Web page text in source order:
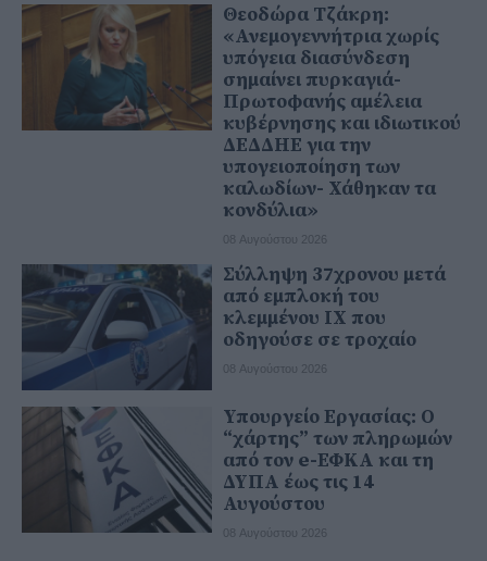
Θεοδώρα Τζάκρη:
«Ανεμογεννήτρια χωρίς
υπόγεια διασύνδεση
σημαίνει πυρκαγιά-
Πρωτοφανής αμέλεια
κυβέρνησης και ιδιωτικού
ΔΕΔΔΗΕ για την
υπογειοποίηση των
καλωδίων- Χάθηκαν τα
κονδύλια»
08 Αυγούστου 2026
Σύλληψη 37χρονου μετά
από εμπλοκή του
κλεμμένου ΙΧ που
οδηγούσε σε τροχαίο
08 Αυγούστου 2026
Υπουργείο Εργασίας: Ο
“χάρτης” των πληρωμών
από τον e-ΕΦΚΑ και τη
ΔΥΠΑ έως τις 14
Αυγούστου
08 Αυγούστου 2026